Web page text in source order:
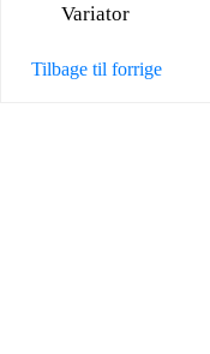
Variator
Tilbage til forrige